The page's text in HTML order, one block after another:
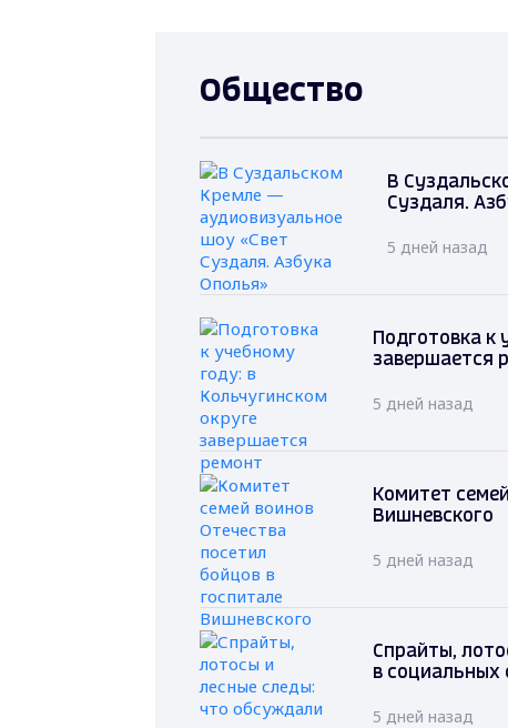
Общество
В
Суздаля.
5 дней назад
Подготовка к
завершается
5 дней назад
Комитет
Вишневского
5 дней назад
Спрайты,
в социальных
5 дней назад